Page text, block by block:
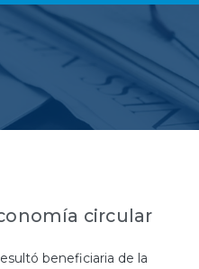
circular
beneficiaria de la